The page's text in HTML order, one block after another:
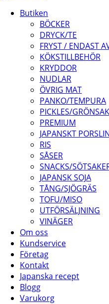
Butiken
BÖCKER
DRYCK/TE
FRYST / ENDAST
KÖKSTILLBEHÖR
KRYDDOR
NUDLAR
ÖVRIG MAT
PANKO/TEMPURA
PICKLES/
PREMIUM
JAPANSKT
RIS
SÅSER
SNACKS/
JAPANSK SOJA
TÅNG/SJÖGRÄS
TOFU/MISO
UTFÖRSÄLJNING
VINÄGER
Om oss
Kundservice
Företag
Kontakt
Japanska recept
Blogg
Varukorg